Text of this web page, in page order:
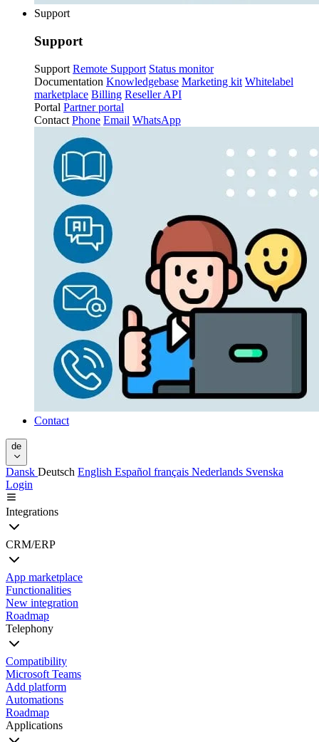
Support
Support
Support Remote Support Status monitor
Documentation Knowledgebase Marketing kit Whitelabel
marketplace Billing Reseller API
Portal Partner portal
Contact Phone Email WhatsApp
Contact
de
Dansk Deutsch English Español français Nederlands Svenska
Login
Integrations
CRM/ERP
App marketplace
Functionalities
New integration
Roadmap
Telephony
Compatibility
Microsoft Teams
Add platform
Automations
Roadmap
Applications